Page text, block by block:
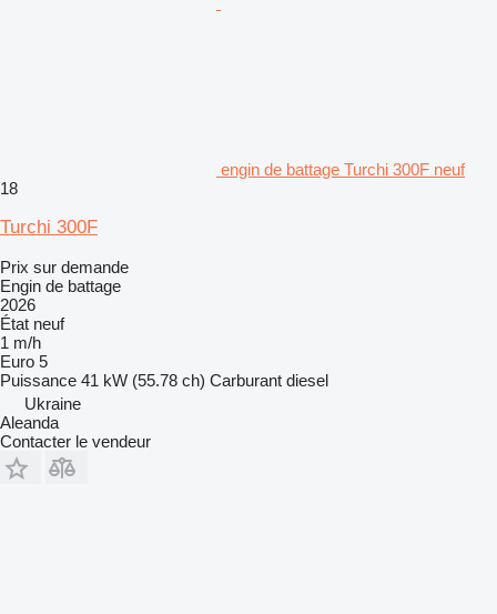
engin de battage Turchi 300F neuf
18
Turchi 300F
Prix sur demande
Engin de battage
2026
État neuf
1 m/h
Euro 5
Puissance 41 kW (55.78 ch) Carburant diesel
Ukraine
Aleanda
Contacter le vendeur